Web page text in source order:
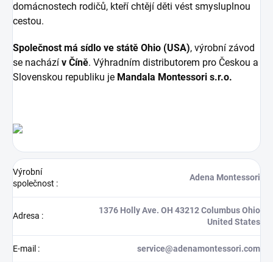
domácnostech rodičů, kteří chtějí děti vést smysluplnou
cestou.
Společnost má sídlo ve státě Ohio (USA), výrobní závod
se nachází v Číně. Výhradním distributorem pro Českou a
Slovenskou republiku je Mandala Montessori s.r.o.
Výrobní
společnost :
Adena Montessori
Adresa :
1376 Holly Ave. OH 43212 Columbus Ohio
United States
E-mail : service@adenamontessori.com